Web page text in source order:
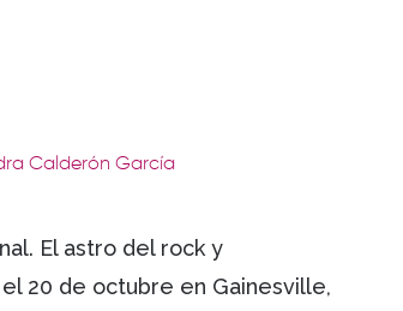
Calderón García
El astro del rock y
20 de octubre en Gainesville,